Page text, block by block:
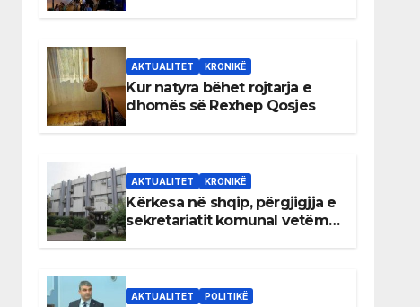
AKTUALITET KRONIKË
Kur natyra bëhet rojtarja e
dhomës së Rexhep Qosjes
AKTUALITET KRONIKË
Kërkesa në shqip, përgjigjja e
sekretariatit komunal vetëm
AKTUALITET POLITIKË